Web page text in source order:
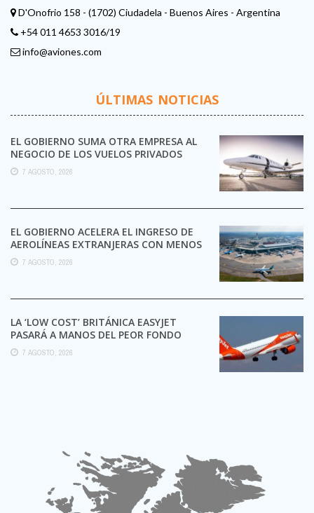
D'Onofrio 158 - (1702) Ciudadela - Buenos Aires - Argentina
+54 011 4653 3016/19
info@aviones.com
ÚLTIMAS NOTICIAS
EL GOBIERNO SUMA OTRA EMPRESA AL
NEGOCIO DE LOS VUELOS PRIVADOS
7 AGOSTO, 2026
EL GOBIERNO ACELERA EL INGRESO DE
AEROLÍNEAS EXTRANJERAS CON MENOS
TRÁMITES
7 AGOSTO, 2026
LA ‘LOW COST’ BRITÁNICA EASYJET
PASARÁ A MANOS DEL PEOR FONDO
POSIBLE:
7 AGOSTO, 2026